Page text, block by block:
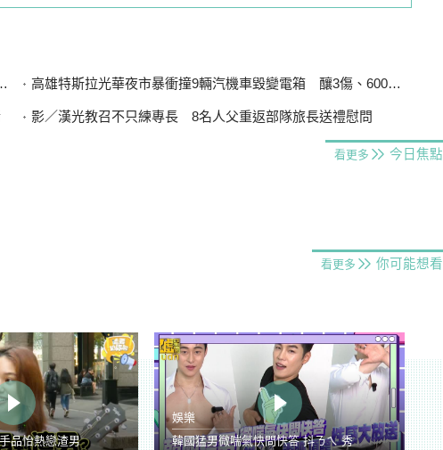
高雄特斯拉光華夜市暴衝撞9輛汽機車毀變電箱 釀3傷、600戶停電
影／漢光教召不只練專長 8名人父重返部隊旅長送禮慰問
看更多 今日焦點
看更多 你可能想看
品怡熱戀渣男
娛樂
韓國猛男微喘氣快問快答 抖ㄋㄟ 秀